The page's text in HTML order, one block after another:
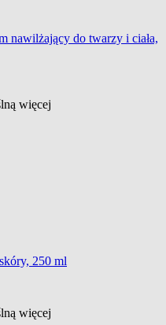
nawilżający do twarzy i ciała,
więcej
250 ml
więcej